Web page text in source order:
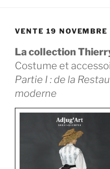
VENTE 19
La collection
Costume et
Partie I : de la
moderne